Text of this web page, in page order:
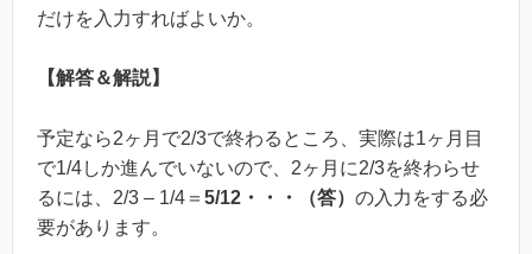
だけを入力すればよいか。
【解答＆解説】
予定なら2ヶ月で2/3で終わるところ、実際は1ヶ月目
で1/4しか進んでいないので、2ヶ月に2/3を終わらせ
るには、2/3 – 1/4＝ 5/12・・・（答） の入力をする必
要があります。